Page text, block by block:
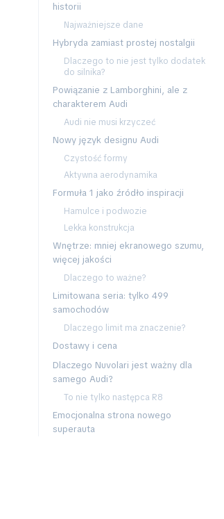
historii
Najważniejsze dane
Hybryda zamiast prostej nostalgii
Dlaczego to nie jest tylko dodatek
do silnika?
Powiązanie z Lamborghini, ale z
charakterem Audi
Audi nie musi krzyczeć
Nowy język designu Audi
Czystość formy
Aktywna aerodynamika
Formuła 1 jako źródło inspiracji
Hamulce i podwozie
Lekka konstrukcja
Wnętrze: mniej ekranowego szumu,
więcej jakości
Dlaczego to ważne?
Limitowana seria: tylko 499
samochodów
Dlaczego limit ma znaczenie?
Dostawy i cena
Dlaczego Nuvolari jest ważny dla
samego Audi?
To nie tylko następca R8
Emocjonalna strona nowego
superauta